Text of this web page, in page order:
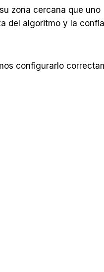
zona cercana que uno
del algoritmo y la
configurarlo